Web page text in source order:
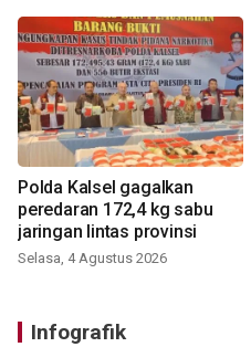
Polda Kalsel gagalkan
peredaran 172,4 kg sabu
jaringan lintas provinsi
Selasa, 4 Agustus 2026
Infografik